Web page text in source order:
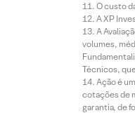
O custo
A XP
A
volumes,
Técnicos,
Ação é
cotações de
garantia, de